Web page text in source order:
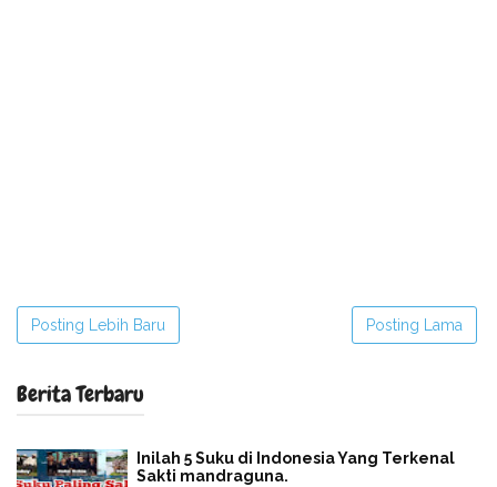
Posting Lebih Baru Posting Lama
Berita Terbaru
Inilah 5 Suku di Indonesia Yang Terkenal
Sakti mandraguna.